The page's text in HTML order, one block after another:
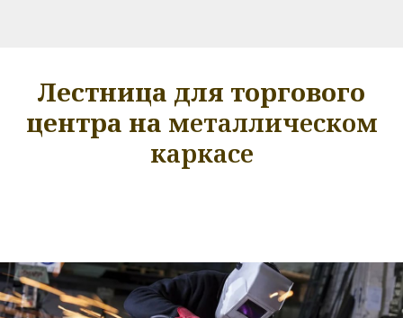
Лестница для торгового
центра на металлическом
каркасе